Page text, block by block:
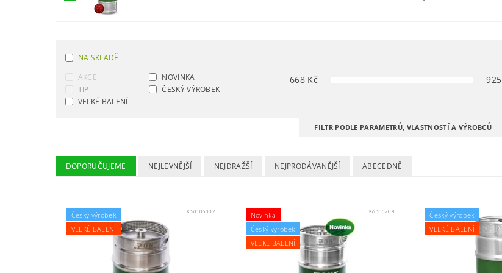
NA SKLADĚ
AKCE
NOVINKA
TIP
ČESKÝ VÝROBEK
VELKÉ BALENÍ
668 Kč 925
FILTR PODLE PARAMETRŮ, VLASTNOSTÍ A VÝROBCŮ
DOPORUČUJEME NEJLEVNĚJŠÍ NEJDRAŽŠÍ NEJPRODÁVANĚJŠÍ ABECEDNĚ
Český výrobek
VELKÉ BALENÍ
Kód: 05002
Novinka
Český výrobek
VELKÉ BALENÍ
Kód: 5208
Český výrobek
VELKÉ BALENÍ